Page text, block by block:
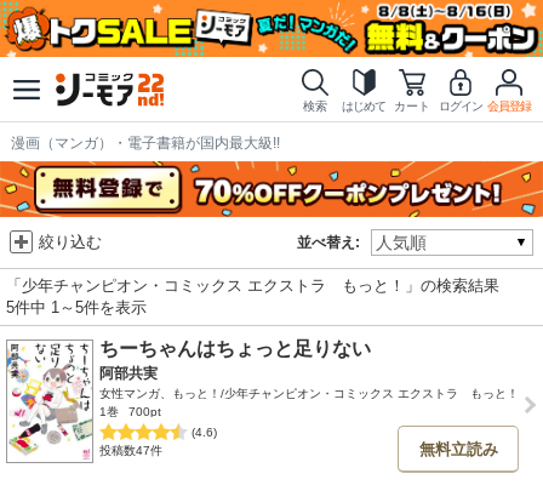
検索 はじめて カート ログイン 会員登録
漫画（マンガ）・電子書籍が国内最大級!!
並べ替え:
絞り込む
「少年チャンピオン・コミックス エクストラ もっと！」の検索結果
5件中 1～5件を表示
ちーちゃんはちょっと足りない
阿部共実
女性マンガ、もっと！/少年チャンピオン・コミックス エクストラ もっと！
1巻
700pt
(4.6)
投稿数47件
無料立読み